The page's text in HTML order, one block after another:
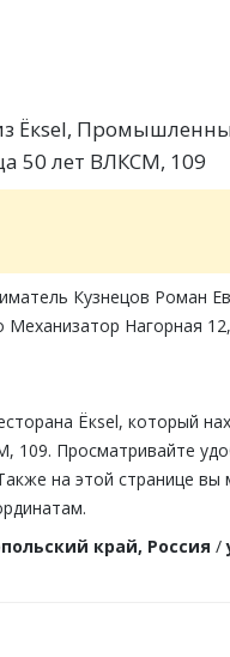
Ёкsel,
50 лет ВЛКСМ, 109
Кузнецов Роман
Механизатор Нагорная
Ёкsel, который
109. Просматривайте
на этой странице вы
край, Россия /